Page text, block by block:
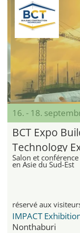
16. - 18.
BCT Expo
Technology
Salon et
en Asie du Sud-Est
réservé aux
IMPACT
Nonthaburi